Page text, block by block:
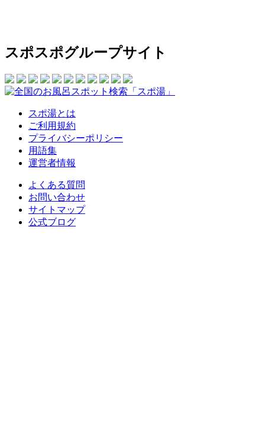
スポスポグループサイト
スポ湯とは
ご利用規約
プライバシーポリシー
用語集
運営者情報
よくある質問
お問い合わせ
サイトマップ
公式ブログ